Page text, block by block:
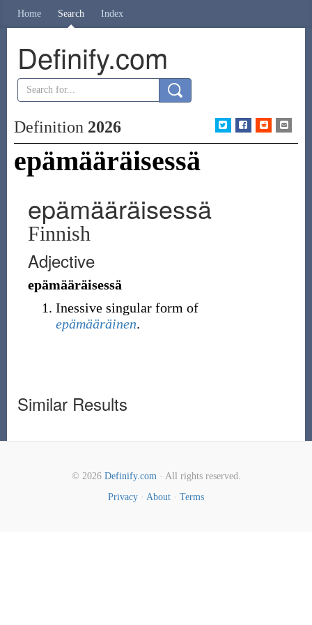
Home Search Index
Definify.com
Definition 2026
epämääräisessä
epämääräisessä
Finnish
Adjective
epämääräisessä
Inessive singular form of
epämääräinen.
Similar Results
© 2026 Definify.com· All rights reserved.
Privacy · About · Terms